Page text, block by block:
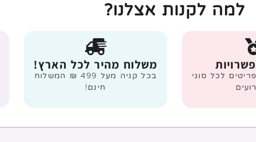
למה לקנות אצלנו?
לכל סוגי
משלוח מהיר לכל הארץ!
בכל קניה מעל 499 ₪ המשלוח
חינם!